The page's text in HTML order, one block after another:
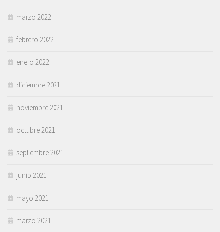
marzo 2022
febrero 2022
enero 2022
diciembre 2021
noviembre 2021
octubre 2021
septiembre 2021
junio 2021
mayo 2021
marzo 2021